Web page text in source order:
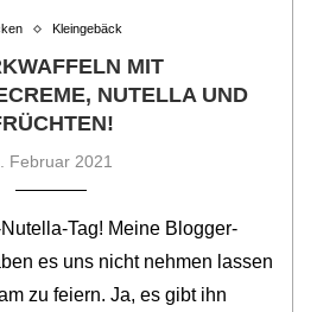
Kleingebäck
MIT
NUTELLA UND
Februar 2021
Tag! Meine Blogger-
es uns nicht nehmen lassen
zu feiern. Ja, es gibt ihn